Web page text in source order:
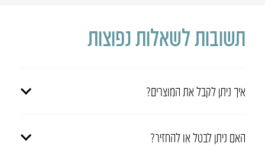
תשובות לשאלות נפוצות
איך ניתן לקבל את המוצרים?
האם ניתן לבטל או להחזיר?